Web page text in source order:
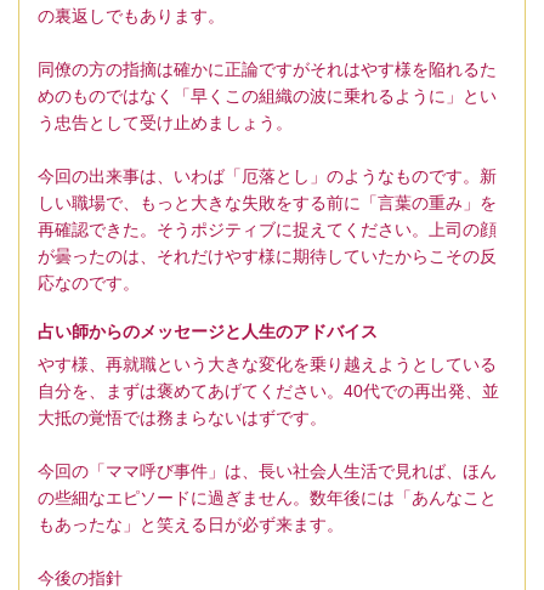
の裏返しでもあります。
同僚の方の指摘は確かに正論ですがそれはやす様を陥れるた
めのものではなく「早くこの組織の波に乗れるように」とい
う忠告として受け止めましょう。
今回の出来事は、いわば「厄落とし」のようなものです。新
しい職場で、もっと大きな失敗をする前に「言葉の重み」を
再確認できた。そうポジティブに捉えてください。上司の顔
が曇ったのは、それだけやす様に期待していたからこその反
応なのです。
占い師からのメッセージと人生のアドバイス
やす様、再就職という大きな変化を乗り越えようとしている
自分を、まずは褒めてあげてください。40代での再出発、並
大抵の覚悟では務まらないはずです。
今回の「ママ呼び事件」は、長い社会人生活で見れば、ほん
の些細なエピソードに過ぎません。数年後には「あんなこと
もあったな」と笑える日が必ず来ます。
今後の指針